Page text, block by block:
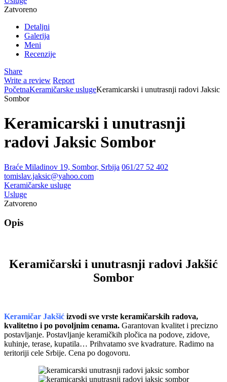
Zatvoreno
Detaljni
Galerija
Meni
Recenzije
Share
Write a review Report
PočetnaKeramičarske uslugeKeramicarski i unutrasnji radovi Jaksic
Sombor
Keramicarski i unutrasnji
radovi Jaksic Sombor
Braće Miladinov 19, Sombor, Srbija 061/27 52 402
tomislav.jaksic@yahoo.com
Keramičarske usluge
Usluge
Zatvoreno
Opis
Keramičarski i unutrasnji radovi Jakšić
Sombor
Keramičar Jakšić izvodi sve vrste keramičarskih radova,
kvalitetno i po povoljnim cenama. Garantovan kvalitet i precizno
postavljanje. Postavljanje keramičkih pločica na podove, zidove,
kuhinje, terase, kupatila… Prihvatamo sve kvadrature. Radimo na
teritoriji cele Srbije. Cena po dogovoru.